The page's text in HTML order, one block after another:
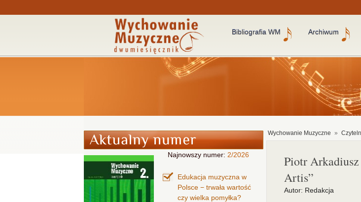
Bibliografia WM Archiwum
Najnowszy numer: 2/2026
Edukacja muzyczna w
Polsce − trwała wartość
czy wielka pomyłka?
Wychowanie Muzyczne »
Piotr
Artis”
Autor: Redakcja